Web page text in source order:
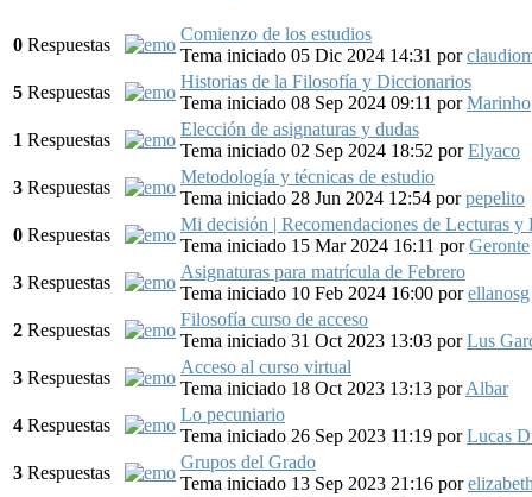
0 Respuestas
Comienzo de los estudios
Tema iniciado 05 Dic 2024 14:31 por
5 Respuestas
Historias de la Filosofía y Diccionarios
Tema iniciado 08 Sep 2024 09:11 porMarinho
1 Respuestas
Elección de asignaturas y dudas
Tema iniciado 02 Sep 2024 18:52 porElyaco
3 Respuestas
Metodología y técnicas de estudio
Tema iniciado 28 Jun 2024 12:54 porpepelito
0 Respuestas
Mi decisión | Recomendaciones de Lecturas y
Tema iniciado 15 Mar 2024 16:11 porGeronte
3 Respuestas
Asignaturas para matrícula de Febrero
Tema iniciado 10 Feb 2024 16:00 porellanosg
2 Respuestas
Filosofía curso de acceso
Tema iniciado 31 Oct 2023 13:03 porLus
3 Respuestas
Acceso al curso virtual
Tema iniciado 18 Oct 2023 13:13 porAlbar
4 Respuestas
Lo pecuniario
Tema iniciado 26 Sep 2023 11:19 porLucas
3 Respuestas
Grupos del Grado
Tema iniciado 13 Sep 2023 21:16 por